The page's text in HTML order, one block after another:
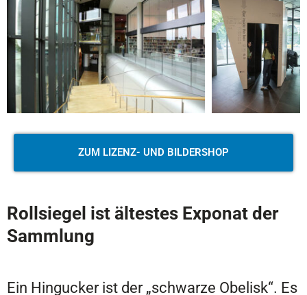
ZUM LIZENZ- UND BILDERSHOP
Rollsiegel ist ältestes Exponat der
Sammlung
Ein Hingucker ist der „schwarze Obelisk“. Es